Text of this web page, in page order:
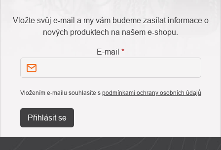
Vložte svůj e-mail a my vám budeme zasílat informace o
nových produktech na našem e-shopu.
E-mail
Vložením e-mailu souhlasíte s podmínkami ochrany osobních údajů
Přihlásit se